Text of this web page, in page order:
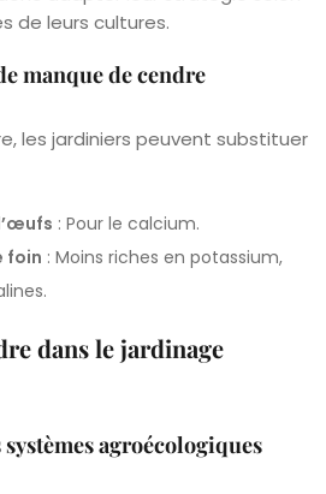
de leurs cultures.
manque de cendre
les jardiniers peuvent substituer
: Pour le calcium.
foin : Moins riches en potassium,
dans le jardinage
agroécologiques